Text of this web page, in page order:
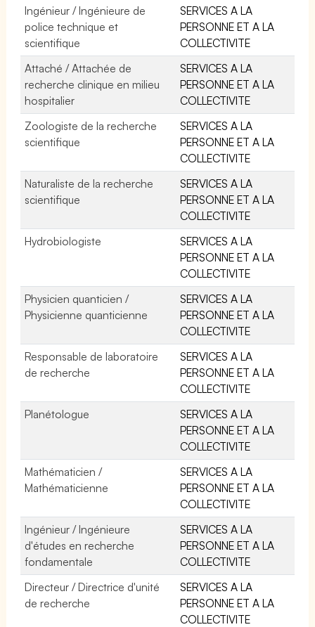
Ingénieur / Ingénieure de
police technique et
scientifique
SERVICES A LA
PERSONNE ET A LA
COLLECTIVITE
Attaché / Attachée de
recherche clinique en milieu
hospitalier
SERVICES A LA
PERSONNE ET A LA
COLLECTIVITE
Zoologiste de la recherche
scientifique
SERVICES A LA
PERSONNE ET A LA
COLLECTIVITE
Naturaliste de la recherche
scientifique
SERVICES A LA
PERSONNE ET A LA
COLLECTIVITE
Hydrobiologiste
SERVICES A LA
PERSONNE ET A LA
COLLECTIVITE
Physicien quanticien /
Physicienne quanticienne
SERVICES A LA
PERSONNE ET A LA
COLLECTIVITE
Responsable de laboratoire
de recherche
SERVICES A LA
PERSONNE ET A LA
COLLECTIVITE
Planétologue
SERVICES A LA
PERSONNE ET A LA
COLLECTIVITE
Mathématicien /
Mathématicienne
SERVICES A LA
PERSONNE ET A LA
COLLECTIVITE
Ingénieur / Ingénieure
d'études en recherche
fondamentale
SERVICES A LA
PERSONNE ET A LA
COLLECTIVITE
Directeur / Directrice d'unité
de recherche
SERVICES A LA
PERSONNE ET A LA
COLLECTIVITE